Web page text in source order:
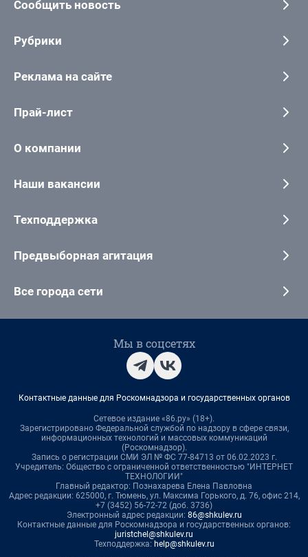
Сообщить новость
Рубрики
Реклама на сайте
Прай-лист
О компании
Наши вакансии
Техподдержка
Предвыборная агитация
Все города сети
Мы в соцсетях
Контактные данные для Роскомнадзора и государственных органов
Сетевое издание «86.ру» (18+).
Зарегистрировано Федеральной службой по надзору в сфере связи,
информационных технологий и массовых коммуникаций
(Роскомнадзор).
Запись о регистрации СМИ ЭЛ № ФС 77-84713 от 06.02.2023 г.
Учредитель: Общество с ограниченной ответственностью "ИНТЕРНЕТ
ТЕХНОЛОГИИ"
Главный редактор: Познахарева Елена Павловна
Адрес редакции: 625000, г. Тюмень, ул. Максима Горького, д. 76, офис 214,
+7 (3452) 56-72-72 (доб. 3736)
Электронный адрес редакции: 86@shkulev.ru
Контактные данные для Роскомнадзора и государственных органов:
juristchel@shkulev.ru
Техподдержка: help@shkulev.ru